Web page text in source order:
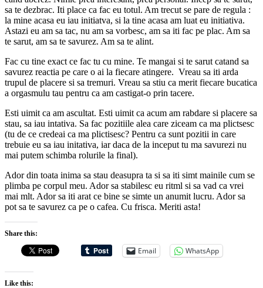
sa te dezbrac. Iti place ca fac eu totul. Am trecut se pare de regula :
la mine acasa eu iau initiatva, si la tine acasa am luat eu initiativa.
Astazi eu am sa tac, nu am sa vorbesc, am sa iti fac pe plac. Am sa
te sarut, am sa te savurez. Am sa te alint.
Fac cu tine exact ce fac tu cu mine. Te mangai si te sarut catand sa
savurez reactia pe care o ai la fiecare atingere. Vreau sa iti arda
trupul de placere si sa tremuri. Vreau sa stiu ca merit fiecare bucatica
a orgasmulu tau pentru ca am castigat-o prin tacere.
Esti uimit ca am ascultat. Esti uimit ca acum am rabdare si placere sa
stau, sa iau intativa. Sa fac pozitiile alea care ziceam ca ma plictsesc
(tu de ce credeai ca ma plictisesc? Pentru ca sunt pozitii in care
trebuie eu sa iau initativa, iar daca de la inceput tu ma savurezi nu
mai putem schimba rolurile la final).
Ador din toata inima sa stau deasupra ta si sa iti simt mainile cum se
plimba pe corpul meu. Ador sa stabilesc eu ritml si sa vad ca vrei
mai mlt. Ador sa iti arat ce bine se simte un anumit lucru. Ador sa
pot sa te savurez ca pe o cafea. Cu frisca. Meriti asta!
Share this:
Email WhatsApp
Like this: